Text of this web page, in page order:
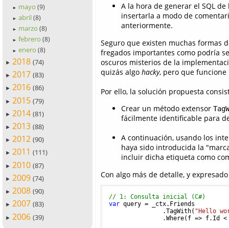
► mayo (9)
► abril (8)
► marzo (8)
► febrero (8)
► enero (8)
► 2018 (74)
► 2017 (83)
► 2016 (86)
► 2015 (79)
► 2014 (81)
► 2013 (88)
► 2012 (90)
► 2011 (111)
► 2010 (87)
► 2009 (74)
► 2008 (90)
► 2007 (83)
► 2006 (39)
A la hora de generar el SQL
insertarla a modo de
anteriormente.
Seguro que existen muchas formas
fregados importantes como podría
oscuros misterios de la
quizás algo hacky, pero que funcione
Por ello, la solución propuesta
Crear un método extensor
fácilmente identificable para
A continuación, usando los
haya sido introducida la
incluir dicha etiqueta como
Con algo más de detalle, y
// 1: Consulta inicial (C#)
var query = _ctx.Friends
               .TagWith(
"Hello
.Where(f => f.Id